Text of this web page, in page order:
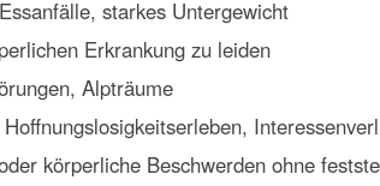
starkes Untergewicht
Erkrankung zu leiden
Alpträume
körperliche Beschwerden ohne